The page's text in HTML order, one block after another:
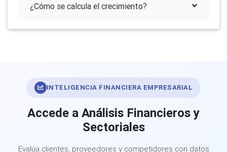
¿Cómo se calcula el crecimiento?
INTELIGENCIA FINANCIERA EMPRESARIAL
Accede a Análisis Financieros y
Sectoriales
Evalúa clientes, proveedores y competidores con datos